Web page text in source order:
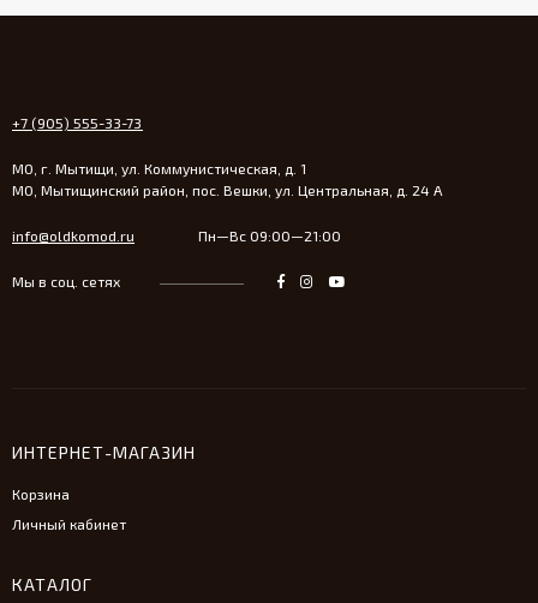
+7 (905) 555-33-73
МО, г. Мытищи, ул. Коммунистическая, д. 1
МО, Мытищинский район, пос. Вешки, ул. Центральная, д. 24 А
info@oldkomod.ru Пн—Вс 09:00—21:00
Мы в соц. сетях
ИНТЕРНЕТ-МАГАЗИН
Корзина
Личный кабинет
КАТАЛОГ